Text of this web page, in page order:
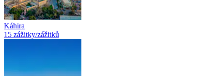
Káhira
15 zážitky/zážitků